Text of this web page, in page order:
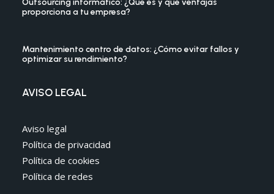
Outsourcing informático: ¿Qué es y qué ventajas
proporciona a tu empresa?
Mantenimiento centro de datos: ¿Cómo evitar fallos y
optimizar su rendimiento?
AVISO LEGAL
Aviso legal
Política de privacidad
Política de cookies
Política de redes